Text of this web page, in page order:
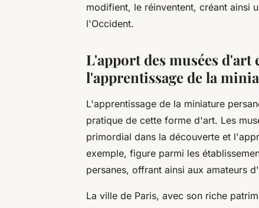
modifient, le réinventent, créant ainsi
l'Occident.
L'apport des musées d'art
l'apprentissage de la
L'apprentissage de la miniature
pratique de cette forme d'art. Les
primordial dans la découverte et
exemple, figure parmi les
persanes, offrant ainsi aux amateurs
La ville de Paris, avec son riche